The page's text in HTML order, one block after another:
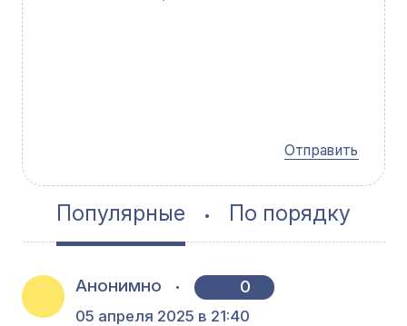
Отправить
Популярные По порядку
Анонимно 0
05 апреля 2025 в 21:40